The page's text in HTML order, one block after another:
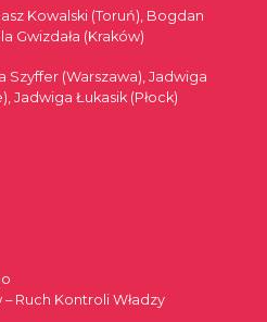
Kowalski (Toruń), Bogdan
Gwizdała (Kraków)
Szyffer (Warszawa), Jadwiga
Jadwiga Łukasik (Płock)
Ruch Kontroli Władzy